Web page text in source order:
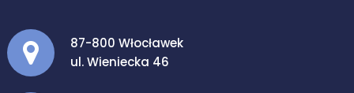
Adres pocztowy:
87-800 Włocławek
ul. Wieniecka 46